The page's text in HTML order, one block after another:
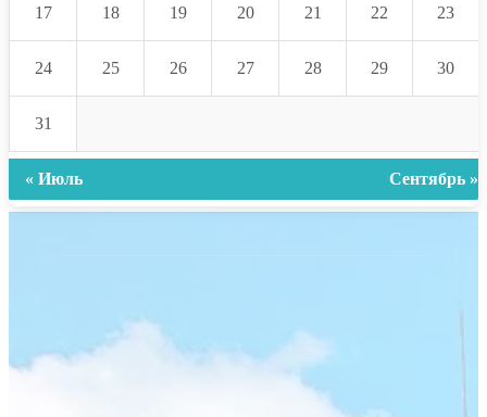
17 18 19 20 21 22 23
24 25 26 27 28 29 30
31
« Июль Сентябрь »